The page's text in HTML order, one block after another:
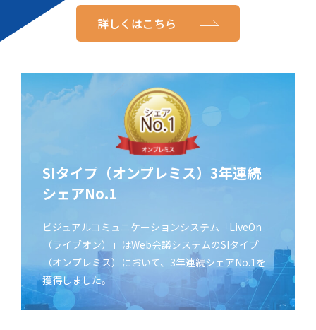
詳しくはこちら
SIタイプ（オンプレミス）3年連続
シェアNo.1
ビジュアルコミュニケーションシステム「LiveOn
（ライブオン）」はWeb会議システムのSIタイプ
（オンプレミス）において、3年連続シェアNo.1を
獲得しました。